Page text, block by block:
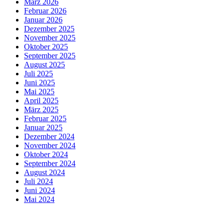
Februar 2026
Januar 2026
Dezember 2025
November 2025
Oktober 2025
September 2025
August 2025
Juli 2025
Juni 2025
Mai 2025
April 2025
März 2025
Februar 2025
Januar 2025
Dezember 2024
November 2024
Oktober 2024
September 2024
August 2024
Juli 2024
Juni 2024
Mai 2024